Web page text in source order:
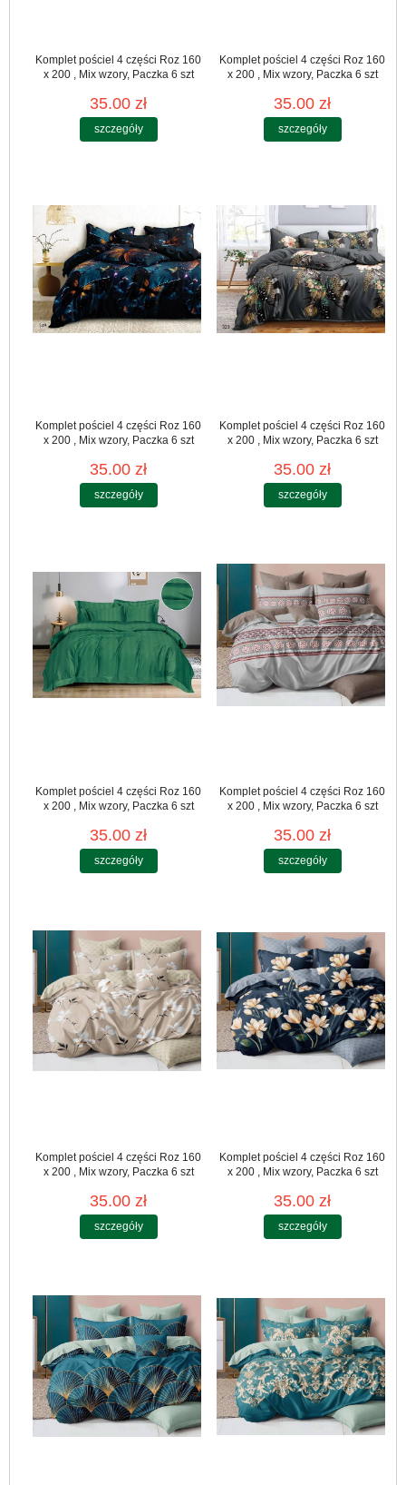
Komplet pościel 4 części Roz 160
x 200 , Mix wzory, Paczka 6 szt
35.00 zł
szczegóły
Komplet pościel 4 części Roz 160
x 200 , Mix wzory, Paczka 6 szt
35.00 zł
szczegóły
Komplet pościel 4 części Roz 160
x 200 , Mix wzory, Paczka 6 szt
35.00 zł
szczegóły
Komplet pościel 4 części Roz 160
x 200 , Mix wzory, Paczka 6 szt
35.00 zł
szczegóły
Komplet pościel 4 części Roz 160
x 200 , Mix wzory, Paczka 6 szt
35.00 zł
szczegóły
Komplet pościel 4 części Roz 160
x 200 , Mix wzory, Paczka 6 szt
35.00 zł
szczegóły
Komplet pościel 4 części Roz 160
x 200 , Mix wzory, Paczka 6 szt
35.00 zł
szczegóły
Komplet pościel 4 części Roz 160
x 200 , Mix wzory, Paczka 6 szt
35.00 zł
szczegóły